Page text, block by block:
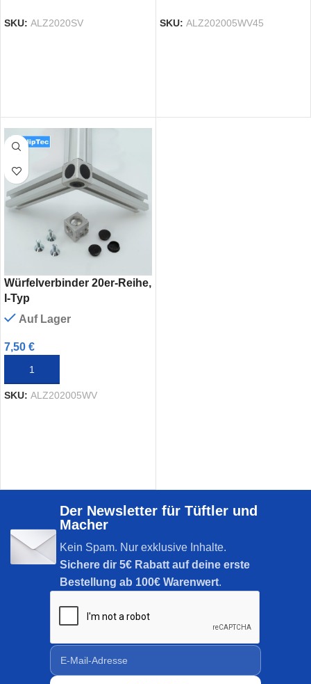
SKU: ALZ2020SV SKU: ALZ202005WV45
Würfelverbinder 20er-Reihe,
I-Typ
Auf Lager
7,50 €
IN DEN WARENKORB
SKU: ALZ202005WV
Der Newsletter für Tüftler und
Macher
Kein Spam. Nur exklusive Inhalte.
Sichere dir 5€ Rabatt auf deine erste
Bestellung ab 100€ Warenwert.